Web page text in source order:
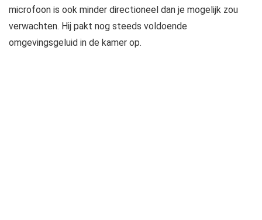
microfoon is ook minder directioneel dan je mogelijk zou
verwachten. Hij pakt nog steeds voldoende
omgevingsgeluid in de kamer op.